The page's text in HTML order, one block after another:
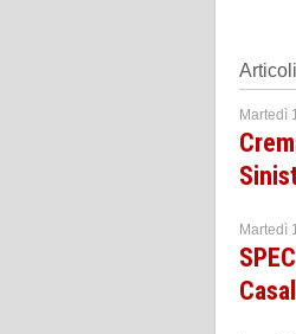
Martedì
Martedì